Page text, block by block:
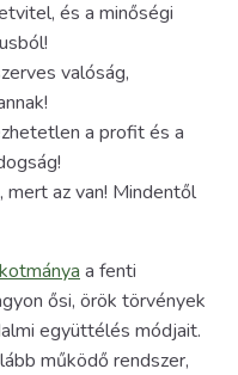
és a minőségi
valóság,
a profit és a
az van! Mindentől
a fenti
ősi, örök törvények
együttélés módjait.
működő rendszer,